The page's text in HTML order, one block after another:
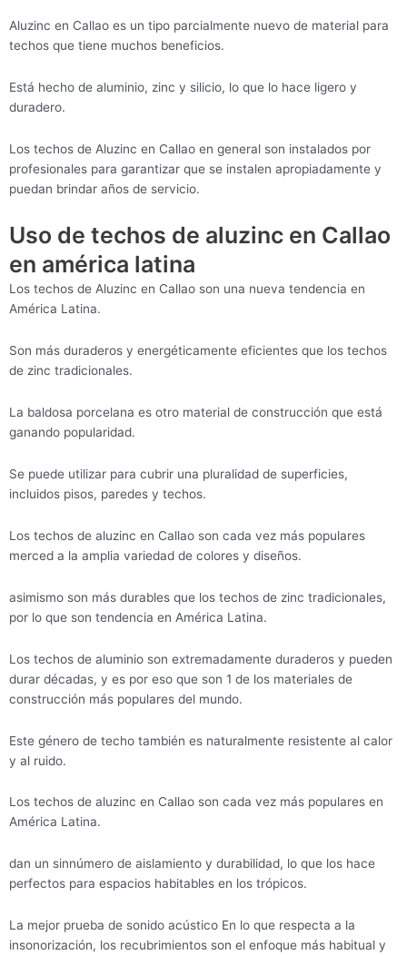
Aluzinc en Callao es un tipo parcialmente nuevo de material para
techos que tiene muchos beneficios.
Está hecho de aluminio, zinc y silicio, lo que lo hace ligero y
duradero.
Los techos de Aluzinc en Callao en general son instalados por
profesionales para garantizar que se instalen apropiadamente y
puedan brindar años de servicio.
Uso de techos de aluzinc en Callao
en américa latina
Los techos de Aluzinc en Callao son una nueva tendencia en
América Latina.
Son más duraderos y energéticamente eficientes que los techos
de zinc tradicionales.
La baldosa porcelana es otro material de construcción que está
ganando popularidad.
Se puede utilizar para cubrir una pluralidad de superficies,
incluidos pisos, paredes y techos.
Los techos de aluzinc en Callao son cada vez más populares
merced a la amplia variedad de colores y diseños.
asimismo son más durables que los techos de zinc tradicionales,
por lo que son tendencia en América Latina.
Los techos de aluminio son extremadamente duraderos y pueden
durar décadas, y es por eso que son 1 de los materiales de
construcción más populares del mundo.
Este género de techo también es naturalmente resistente al calor
y al ruido.
Los techos de aluzinc en Callao son cada vez más populares en
América Latina.
dan un sinnúmero de aislamiento y durabilidad, lo que los hace
perfectos para espacios habitables en los trópicos.
La mejor prueba de sonido acústico En lo que respecta a la
insonorización, los recubrimientos son el enfoque más habitual y